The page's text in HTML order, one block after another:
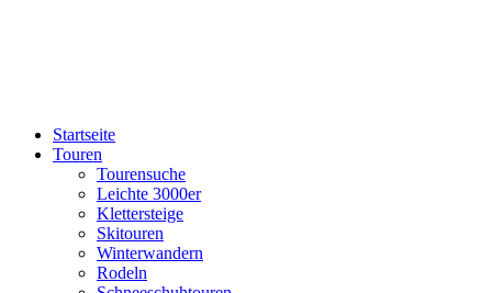
Startseite
Touren
Tourensuche
Leichte 3000er
Klettersteige
Skitouren
Winterwandern
Rodeln